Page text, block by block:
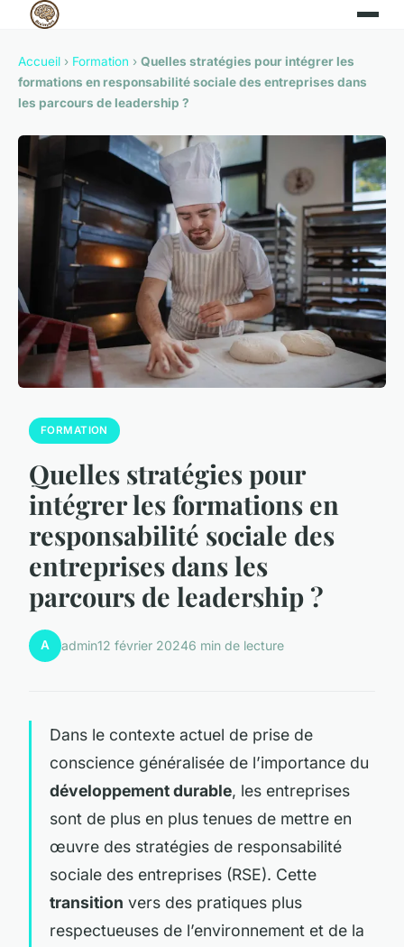
Accueil › Formation › Quelles stratégies pour intégrer les
formations en responsabilité sociale des entreprises dans
les parcours de leadership ?
FORMATION
Quelles stratégies pour
intégrer les formations en
responsabilité sociale des
entreprises dans les
parcours de leadership ?
A admin12 février 20246 min de lecture
Dans le contexte actuel de prise de
conscience généralisée de l’importance du
développement durable, les entreprises
sont de plus en plus tenues de mettre en
œuvre des stratégies de responsabilité
sociale des entreprises (RSE). Cette
transition vers des pratiques plus
respectueuses de l’environnement et de la